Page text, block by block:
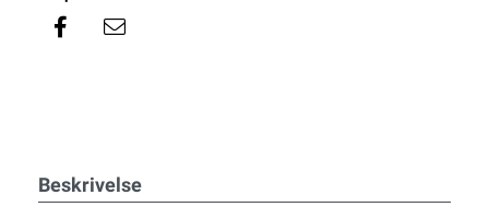
Beskrivelse